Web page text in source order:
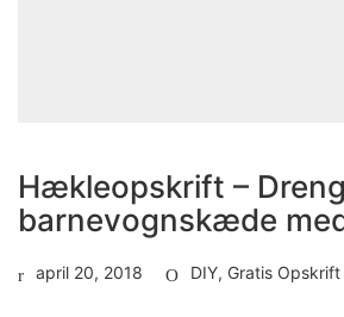
Hækleopskrift –
barnevognskæde
april 20, 2018 DIY, Gratis Opskrift